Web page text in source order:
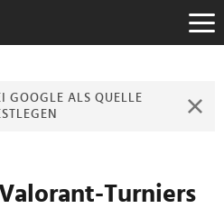
GOOGLE ALS QUELLE
Turniers